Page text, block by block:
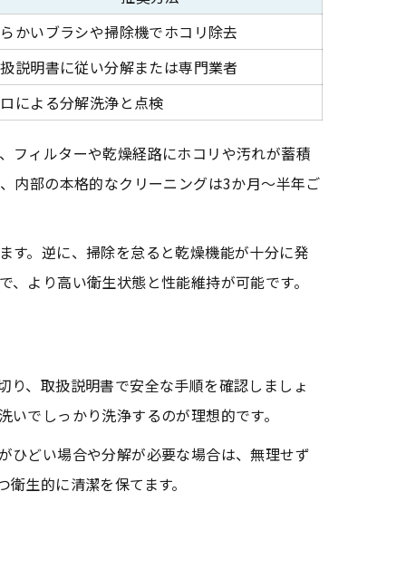
かいブラシや掃除機でホコリ除去
説明書に従い分解または専門業者
による分解洗浄と点検
フィルターや乾燥経路にホコリや汚れが蓄積
内部の本格的なクリーニングは3か月～半年ご
す。逆に、掃除を怠ると乾燥機能が十分に発
より高い衛生状態と性能維持が可能です。
、取扱説明書で安全な手順を確認しましょ
でしっかり洗浄するのが理想的です。
ひどい場合や分解が必要な場合は、無理せず
生的に清潔を保てます。